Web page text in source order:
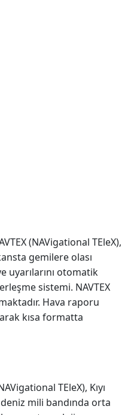
(NAVigational TEleX),
gemilere olası
uyarılarını otomatik
sistemi. NAVTEX
Hava raporu
kısa formatta
TEleX), Kıyı
mili bandında orta